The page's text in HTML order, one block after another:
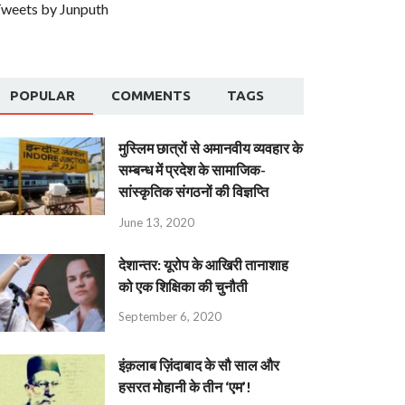
by Junputh
POPULAR COMMENTS TAGS
मुस्लिम छात्रों से अमानवीय व्यवहार के
सम्बन्ध में प्रदेश के सामाजिक-
सांस्कृतिक संगठनों की विज्ञप्ति
June 13, 2020
देशान्‍तर: यूरोप के आखिरी तानाशाह
को एक शिक्षिका की चुनौती
September 6, 2020
इंक़लाब ज़िंदाबाद के सौ साल और
हसरत मोहानी के तीन ‘एम’!